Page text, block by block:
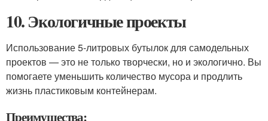
10. Экологичные проекты
Использование 5-литровых бутылок для самодельных
проектов — это не только творчески, но и экологично. Вы
помогаете уменьшить количество мусора и продлить
жизнь пластиковым контейнерам.
Преимущества: